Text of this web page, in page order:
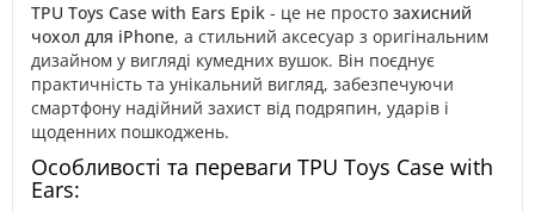
TPU Toys Case with Ears Epik - це не просто захисний
чохол для iPhone, а стильний аксесуар з оригінальним
дизайном у вигляді кумедних вушок. Він поєднує
практичність та унікальний вигляд, забезпечуючи
смартфону надійний захист від подряпин, ударів і
щоденних пошкоджень.
Особливості та переваги TPU Toys Case with
Ears: